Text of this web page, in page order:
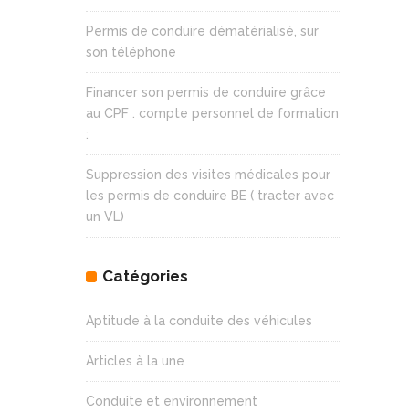
Permis de conduire dématérialisé, sur
son téléphone
Financer son permis de conduire grâce
au CPF . compte personnel de formation
:
Suppression des visites médicales pour
les permis de conduire BE ( tracter avec
un VL)
Catégories
Aptitude à la conduite des véhicules
Articles à la une
Conduite et environnement